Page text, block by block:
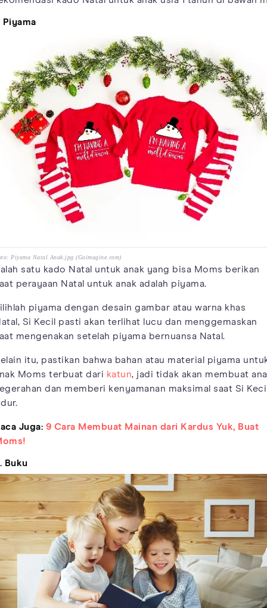
Piyama
Piyama Natal Anak.jpg (Goimagine.com)
satu kado Natal untuk anak yang bisa Moms berikan
perayaan Natal untuk anak adalah piyama.
piyama dengan desain gambar atau warna khas
Si Kecil pasti akan terlihat lucu dan menggemaskan
mengenakan setelah piyama bernuansa Natal.
itu, pastikan bahwa bahan atau material piyama
Moms terbuat dari katun, jadi tidak akan membuat
dan memberi kenyamanan maksimal saat Si
Juga: 9 Cara Membuat Mainan dari Kardus Yuk, Buat
Buku